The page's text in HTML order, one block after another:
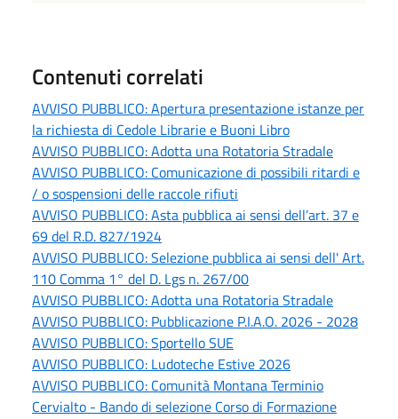
Contenuti correlati
AVVISO PUBBLICO: Apertura presentazione istanze per
la richiesta di Cedole Librarie e Buoni Libro
AVVISO PUBBLICO: Adotta una Rotatoria Stradale
AVVISO PUBBLICO: Comunicazione di possibili ritardi e
/ o sospensioni delle raccole rifiuti
AVVISO PUBBLICO: Asta pubblica ai sensi dell’art. 37 e
69 del R.D. 827/1924
AVVISO PUBBLICO: Selezione pubblica ai sensi dell' Art.
110 Comma 1° del D. Lgs n. 267/00
AVVISO PUBBLICO: Adotta una Rotatoria Stradale
AVVISO PUBBLICO: Pubblicazione P.I.A.O. 2026 - 2028
AVVISO PUBBLICO: Sportello SUE
AVVISO PUBBLICO: Ludoteche Estive 2026
AVVISO PUBBLICO: Comunità Montana Terminio
Cervialto - Bando di selezione Corso di Formazione